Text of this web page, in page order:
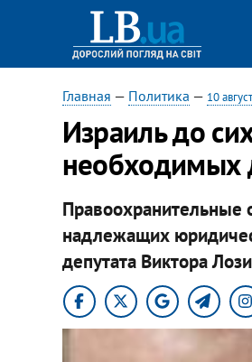
Главная — Политика — 10
Израиль до
необходимых
Правоохранительные
надлежащих
депутата Виктора